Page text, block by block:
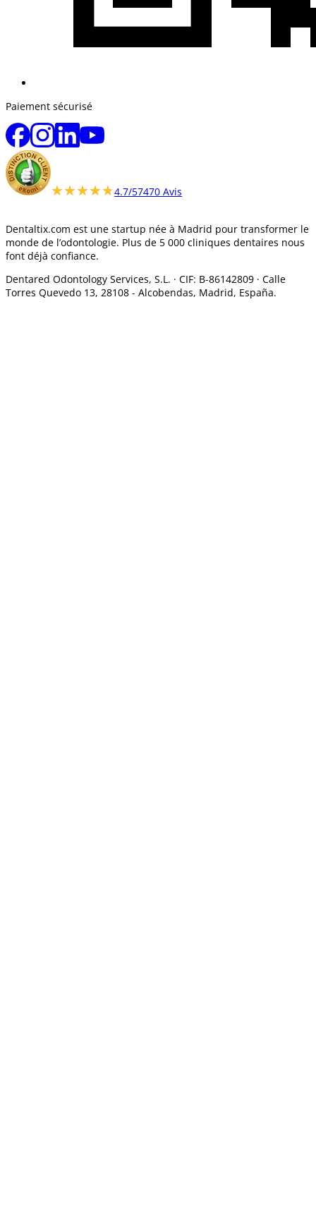
Paiement sécurisé
★★★★★
★★★★★4.7/57470 Avis
Dentaltix.com est une startup née à Madrid pour transformer le
monde de l’odontologie. Plus de 5 000 cliniques dentaires nous
font déjà confiance.
Dentared Odontology Services, S.L. · CIF: B-86142809 · Calle
Torres Quevedo 13, 28108 - Alcobendas, Madrid, España.